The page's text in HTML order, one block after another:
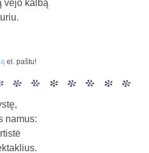
vėjo kalbą
el. paštu!
namus: